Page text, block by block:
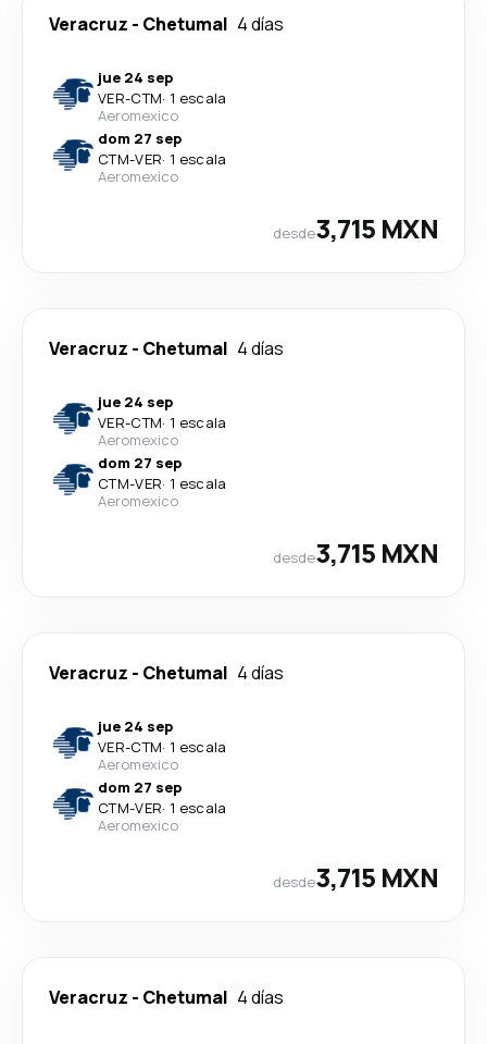
Veracruz - Chetumal 4 días
jue 24 sep
VER-CTM· 1 escala
Aeromexico
dom 27 sep
CTM-VER· 1 escala
Aeromexico
desde3,715 MXN
Veracruz - Chetumal 4 días
jue 24 sep
VER-CTM· 1 escala
Aeromexico
dom 27 sep
CTM-VER· 1 escala
Aeromexico
desde3,715 MXN
Veracruz - Chetumal 4 días
jue 24 sep
VER-CTM· 1 escala
Aeromexico
dom 27 sep
CTM-VER· 1 escala
Aeromexico
desde3,715 MXN
Veracruz - Chetumal 4 días